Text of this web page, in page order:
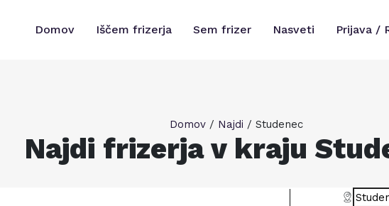
Domov Iščem frizerja Sem frizer Nasveti Prijava /
Domov / Najdi / Studenec
Najdi frizerja v kraju